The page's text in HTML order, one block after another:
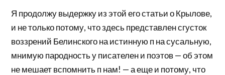
Я продолжу выдержку из этой его статьи о Крылове,
и не только потому, что здесь представлен сгусток
воззрений Белинского на истинную п на сусальную,
мнимую пародность у писателен и поэтов — об этом
не мешает вспомнить п нам! — а еще и потому, что